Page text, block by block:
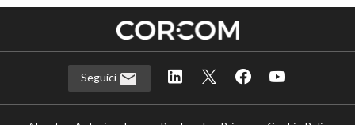
Seguici